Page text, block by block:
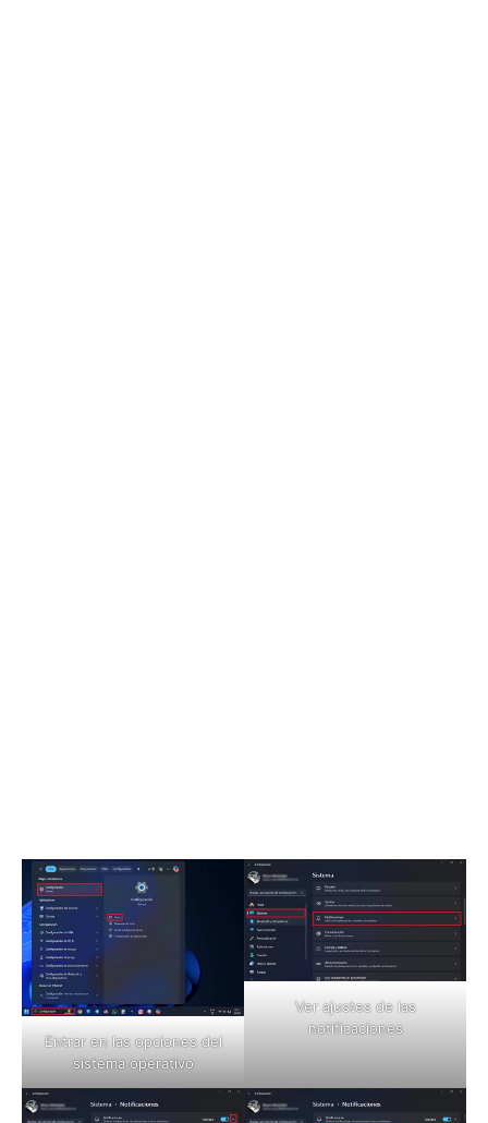
Entrar en las opciones del
sistema operativo
Ver ajustes de las
notificaciones